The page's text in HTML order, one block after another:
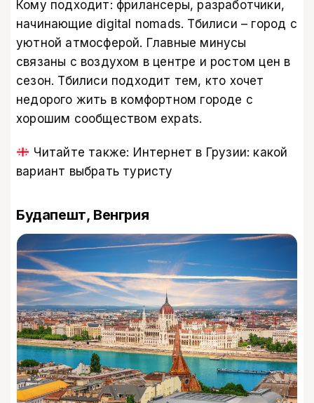
Кому подходит: фрилансеры, разработчики,
начинающие digital nomads. Тбилиси – город с
уютной атмосферой. Главные минусы
связаны с воздухом в центре и ростом цен в
сезон. Тбилиси подходит тем, кто хочет
недорого жить в комфортном городе с
хорошим сообществом expats.
Читайте также: Интернет в Грузии: какой
вариант выбрать туристу
Будапешт, Венгрия